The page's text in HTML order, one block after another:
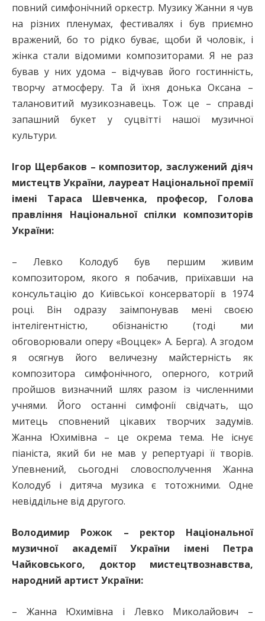
повний симфонічний оркестр. Музику Жанни я чув
на різних пленумах, фестивалях і був приємно
вражений, бо то рідко буває, щоби й чоловік, і
жінка стали відомими композиторами. Я не раз
бував у них удома – відчував його гостинність,
творчу атмосферу. Та й їхня донька Оксана –
талановитий музикознавець. Тож це – справді
запашний букет у суцвітті нашої музичної
культури.
Ігор Щербаков – композитор, заслужений діяч
мистецтв України, лауреат Національної премії
імені Тараса Шевченка, професор, Голова
правління Національної спілки композиторів
України:
– Левко Колодуб був першим живим
композитором, якого я побачив, приїхавши на
консультацію до Київської консерваторії в 1974
році. Він одразу заімпонував мені своєю
інтелігентністю, обізнаністю (тоді ми
обговорювали оперу «Воццек» А. Берга). А згодом
я осягнув його величезну майстерність як
композитора симфонічного, оперного, котрий
пройшов визнач­ний шлях разом із численними
учнями. Його останні симфонії свідчать, що
митець сповнений цікавих творчих задумів.
Жанна Юхимівна – це окрема тема. Не існує
піаніста, який би не мав у репертуарі її творів.
Упевнений, сьогодні словосполучення Жанна
Колодуб і дитяча музика є тотожними. Одне
невіддільне від другого.
Володимир Рожок – ректор Національної
музичної академії України імені Петра
Чайковського, доктор мистецтвознавства,
народний артист України:
– Жанна Юхимівна і Левко Миколайович –